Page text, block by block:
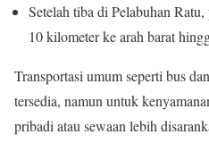
Setelah tiba di Pelabuhan
10 kilometer ke arah barat
Transportasi umum seperti bus
tersedia, namun untuk
pribadi atau sewaan lebih